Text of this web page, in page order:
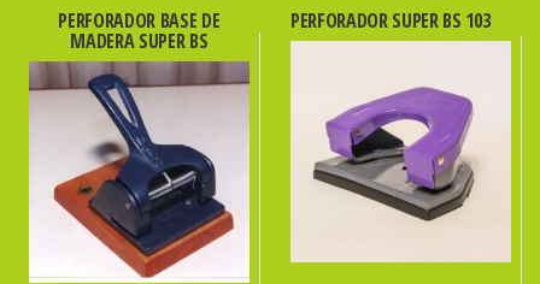
CAJA
10
cantidad
PERFORADOR BASE DE
MADERA SUPER BS
PERFORADOR SUPER BS 103